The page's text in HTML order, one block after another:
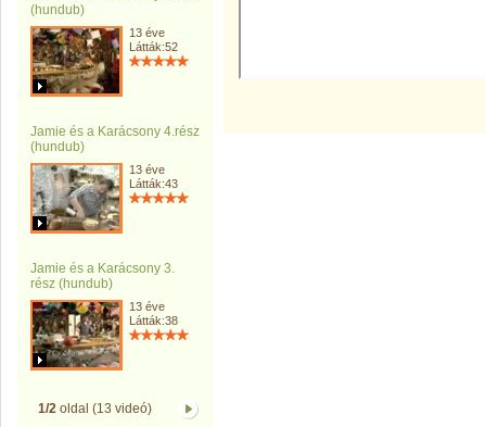
(hundub)
13 éve
Látták:52
Jamie és a Karácsony 4.rész
(hundub)
13 éve
Látták:43
Jamie és a Karácsony 3.
rész (hundub)
13 éve
Látták:38
1/2oldal (13 videó)